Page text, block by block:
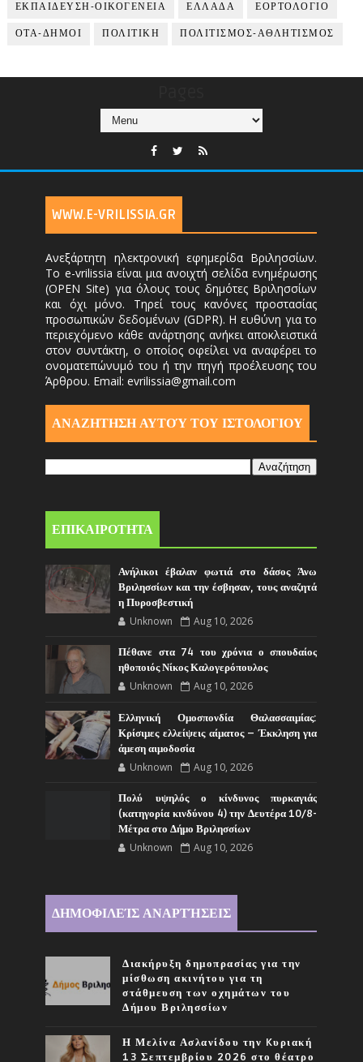
ΕΚΠΑΙΔΕΥΣΗ-ΟΙΚΟΓΕΝΕΙΑ ΕΛΛΑΔΑ ΕΟΡΤΟΛΟΓΙΟ
ΟΤΑ-ΔΗΜΟΙ ΠΟΛΙΤΙΚΗ ΠΟΛΙΤΙΣΜΟΣ-ΑΘΛΗΤΙΣΜΟΣ
WWW.E-VRILISSIA.GR
Ανεξάρτητη ηλεκτρονική εφημερίδα Βριλησσίων.
Το e-vrilissia είναι μια ανοιχτή σελίδα ενημέρωσης
(OPEN Site) για όλους τους δημότες Βριλησσίων
και όχι μόνο. Τηρεί τους κανόνες προστασίας
προσωπικών δεδομένων (GDPR). Η ευθύνη για το
περιεχόμενο κάθε ανάρτησης ανήκει αποκλειστικά
στον συντάκτη, ο οποίος οφείλει να αναφέρει το
ονοματεπώνυμό του ή την πηγή προέλευσης του
Άρθρου. Email: evrilissia@gmail.com
ΑΝΑΖΗΤΗΣΗ ΑΥΤΟΎ ΤΟΥ ΙΣΤΟΛΟΓΙΟΥ
ΕΠΙΚΑΙΡΟΤΗΤΑ
Ανήλικοι έβαλαν φωτιά στο δάσος Άνω
Βριλησσίων και την έσβησαν, τους αναζητά
η Πυροσβεστική
Unknown Aug 10, 2026
Πέθανε στα 74 του χρόνια ο σπουδαίος
ηθοποιός Νίκος Καλογερόπουλος
Unknown Aug 10, 2026
Ελληνική Ομοσπονδία Θαλασσαιμίας:
Κρίσιμες ελλείψεις αίματος – Έκκληση για
άμεση αιμοδοσία
Unknown Aug 10, 2026
Πολύ υψηλός ο κίνδυνος πυρκαγιάς
(κατηγορία κινδύνου 4) την Δευτέρα 10/8-
Μέτρα στο Δήμο Βριλησσίων
Unknown Aug 10, 2026
ΔΗΜΟΦΙΛΕΊΣ ΑΝΑΡΤΉΣΕΙΣ
Διακήρυξη δημοπρασίας για την
μίσθωση ακινήτου για τη
στάθμευση των οχημάτων του
Δήμου Βριλησσίων
Η Μελίνα Ασλανίδου την Kυριακή
13 Σεπτεμβρίου 2026 στο θέατρο